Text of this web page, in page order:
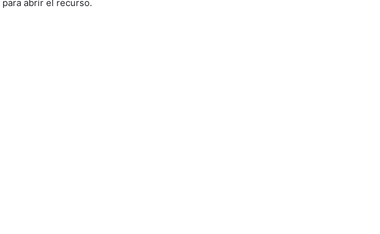
para abrir el recurso.